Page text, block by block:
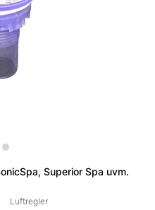
Superior Spa uvm.
Luftregler